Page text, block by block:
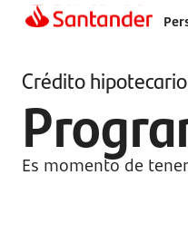
Crédito hipotecario
Es momento de